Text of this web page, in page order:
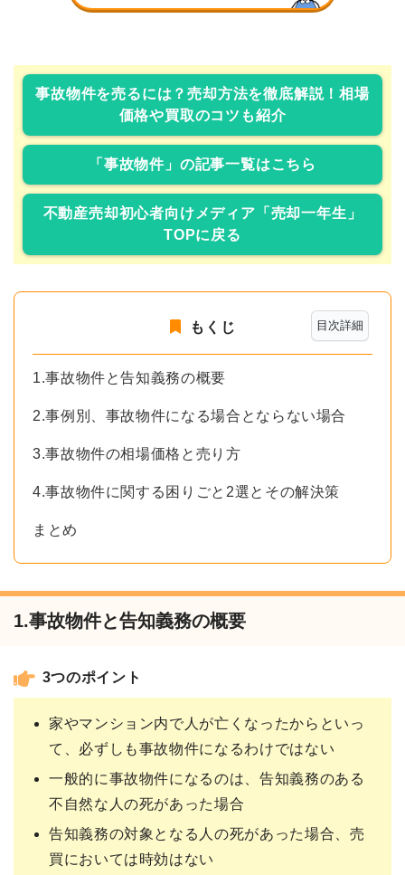
事故物件を売るには？売却方法を徹底解説！相場
価格や買取のコツも紹介
「事故物件」の記事一覧はこちら
不動産売却初心者向けメディア「売却一年生」
TOPに戻る
目次詳細
もくじ
1.事故物件と告知義務の概要
2.事例別、事故物件になる場合とならない場合
3.事故物件の相場価格と売り方
4.事故物件に関する困りごと2選とその解決策
まとめ
1.事故物件と告知義務の概要
3つのポイント
家やマンション内で人が亡くなったからといっ
て、必ずしも事故物件になるわけではない
一般的に事故物件になるのは、告知義務のある
不自然な人の死があった場合
告知義務の対象となる人の死があった場合、売
買においては時効はない